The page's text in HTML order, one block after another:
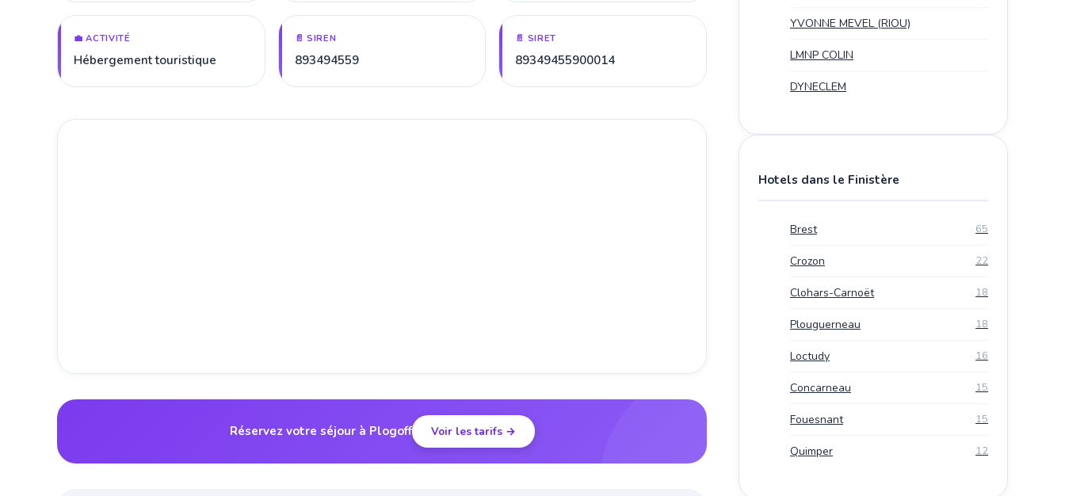
💼 ACTIVITÉ
Hébergement touristique
📄 SIREN
893494559
📄 SIRET
89349455900014
Réservez votre séjour à Plogoff Voir les tarifs →
YVONNE MEVEL (RIOU)
LMNP COLIN
DYNECLEM
Hotels dans le Finistère
Brest 65
Crozon 22
Clohars-Carnoët 18
Plouguerneau 18
Loctudy 16
Concarneau 15
Fouesnant 15
Quimper 12